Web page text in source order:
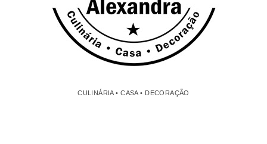
CULINÁRIA • CASA • DECORAÇÃO